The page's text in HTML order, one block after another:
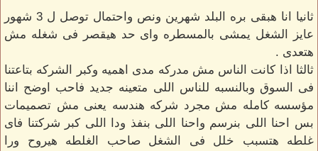
ثانيا انا هبقى بره البلد شهرين ونص واحتمال توصل ل 3 شهور
عايز الشغل يمشى بالمسطره واى حد هيقصر فى شغله مش
هتعدى .
ثالثا اذا كانت الناس مش مدركه مدى اهميه وكبر الشركه بتاعتنا
فى السوق وبالنسبه للناس اللى متعينه جديد فاحب اوضح اننا
مؤسسه كامله مش مجرد شركه هندسه يعنى مش تصميمات
بس احنا اللى بنرسم واحنا اللى بنفذ ودا اللى كبر شركتنا فاى
غلطه هتسبب خلل فى الشغل صاحب الغلطه هيروح ورا